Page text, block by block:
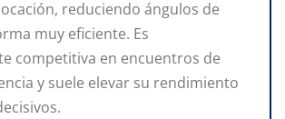
reduciendo ángulos de
muy eficiente. Es
competitiva en encuentros de
y suele elevar su rendimiento